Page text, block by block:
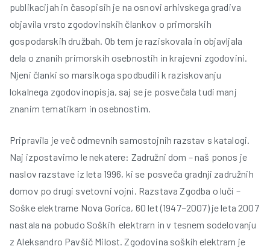
publikacijah in časopisih je na osnovi arhivskega gradiva
objavila vrsto zgodovinskih člankov o primorskih
gospodarskih družbah. Ob tem je raziskovala in objavljala
dela o znanih primorskih osebnostih in krajevni zgodovini.
Njeni članki so marsikoga spodbudili k raziskovanju
lokalnega zgodovinopisja, saj se je posvečala tudi manj
znanim tematikam in osebnostim.
Pripravila je več odmevnih samostojnih razstav s katalogi.
Naj izpostavimo le nekatere: Zadružni dom – naš ponos je
naslov razstave iz leta 1996, ki se posveča gradnji zadružnih
domov po drugi svetovni vojni. Razstava Zgodba o luči –
Soške elektrarne Nova Gorica, 60 let (1947−2007) je leta 2007
nastala na pobudo Soških elektrarn in v tesnem sodelovanju
z Aleksandro Pavšič Milost. Zgodovina soških elektrarn je